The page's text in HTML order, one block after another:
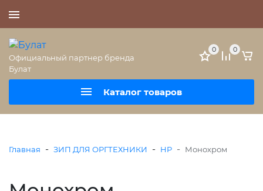
Официальный партнер бренда
Булат
Каталог товаров
0 0
Главная - ЗИП ДЛЯ ОРГТЕХНИКИ - HP - Монохром